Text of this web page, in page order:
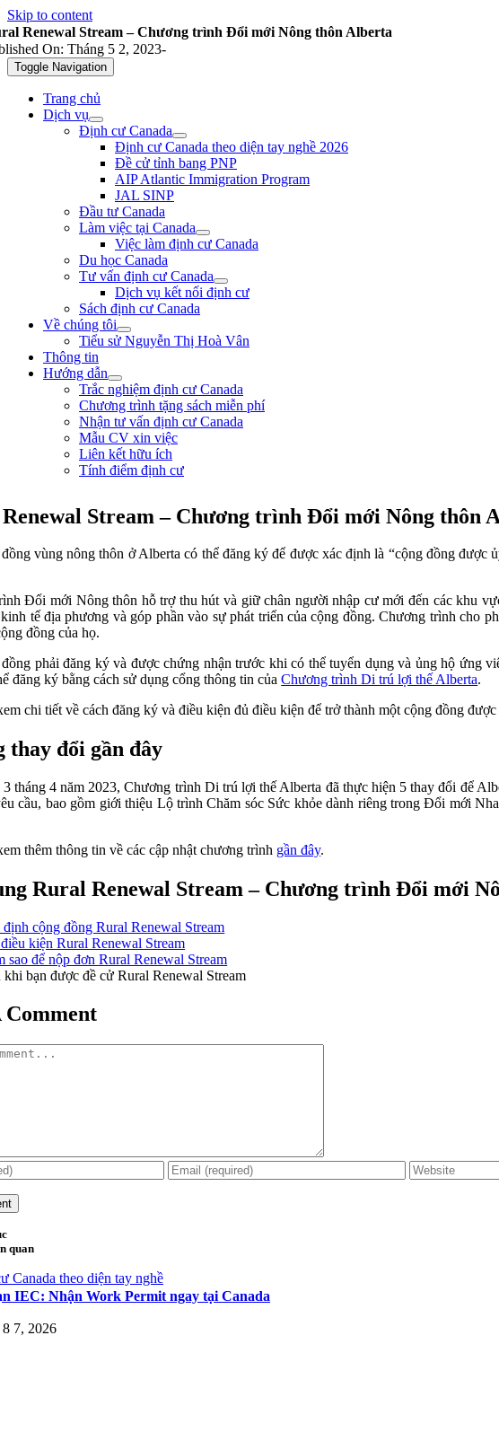
Skip to content
Toggle Navigation
Trang chủ
Dịch vụ
Định cư Canada
Định cư Canada theo diện tay nghề 2026
Đề cử tỉnh bang PNP
AIP Atlantic Immigration Program
JAL SINP
Đầu tư Canada
Làm việc tại Canada
Việc làm định cư Canada
Du học Canada
Tư vấn định cư Canada
Dịch vụ kết nối định cư
Sách định cư Canada
Về chúng tôi
Tiểu sử Nguyễn Thị Hoà Vân
Thông tin
Hướng dẫn
Trắc nghiệm định cư Canada
Chương trình tặng sách miễn phí
Nhận tư vấn định cư Canada
Mẫu CV xin việc
Liên kết hữu ích
Tính điểm định cư
Renewal Stream – Chương trình Đổi mới Nông thôn Alberta
On: Tháng 5 2, 2023-
Stream – Chương trình Đổi mới Nông thôn
vùng nông thôn ở Alberta có thể đăng ký để được xác định là “cộng đồng
Đổi mới Nông thôn hỗ trợ thu hút và giữ chân người nhập cư mới đến các khu
tế địa phương và góp phần vào sự phát triển của cộng đồng. Chương trình cho
đồng của họ.
phải đăng ký và được chứng nhận trước khi có thể tuyển dụng và ủng hộ
đăng ký bằng cách sử dụng cổng thông tin củaChương trình Di trú lợi thế Alberta.
chi tiết về cách đăng ký và điều kiện đủ điều kiện để trở thành một cộng đồng
thay đổi gần đây
tháng 4 năm 2023, Chương trình Di trú lợi thế Alberta đã thực hiện 5 thay đổi để
cầu, bao gồm giới thiệu Lộ trình Chăm sóc Sức khỏe dành riêng trong Đổi mới
thêm thông tin về các cập nhật chương trình gần đây.
Rural Renewal Stream – Chương trình Đổi mới
cộng đồng Rural Renewal Stream
kiện Rural Renewal Stream
sao để nộp đơn Rural Renewal Stream
khi bạn được đề cử Rural Renewal Stream
Comment
quan
Canada theo diện tay nghề
IEC: Nhận Work Permit ngay tại Canada
7, 2026